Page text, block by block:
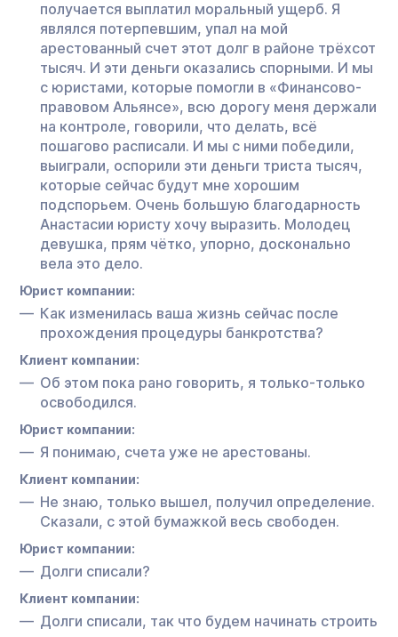
получается выплатил моральный ущерб. Я
являлся потерпевшим, упал на мой
арестованный счет этот долг в районе трёхсот
тысяч. И эти деньги оказались спорными. И мы
с юристами, которые помогли в «Финансово-
правовом Альянсе», всю дорогу меня держали
на контроле, говорили, что делать, всё
пошагово расписали. И мы с ними победили,
выиграли, оспорили эти деньги триста тысяч,
которые сейчас будут мне хорошим
подспорьем. Очень большую благодарность
Анастасии юристу хочу выразить. Молодец
девушка, прям чётко, упорно, досконально
вела это дело.
Юрист компании:
Как изменилась ваша жизнь сейчас после
прохождения процедуры банкротства?
Клиент компании:
Об этом пока рано говорить, я только-только
освободился.
Юрист компании:
Я понимаю, счета уже не арестованы.
Клиент компании:
Не знаю, только вышел, получил определение.
Сказали, с этой бумажкой весь свободен.
Юрист компании:
Долги списали?
Клиент компании:
Долги списали, так что будем начинать строить